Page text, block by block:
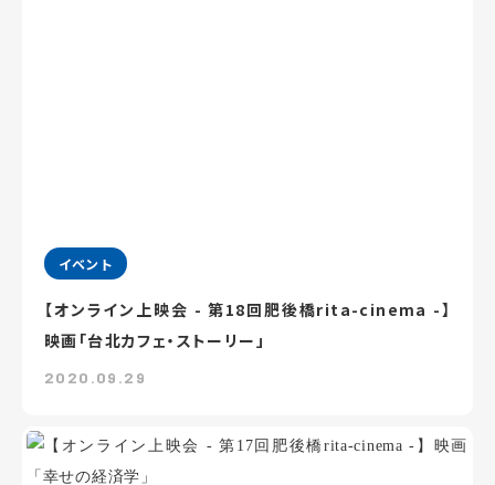
イベント
【オンライン上映会 - 第18回肥後橋rita-cinema -】
映画「台北カフェ・ストーリー」
2020.09.29